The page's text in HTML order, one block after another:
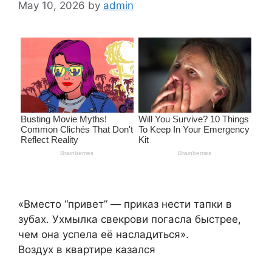
May 10, 2026 by admin
«Вместо “привет” — приказ нести тапки в
зубах. Ухмылка свекрови погасла быстрее,
чем она успела её насладиться».
Воздух в квартире казался